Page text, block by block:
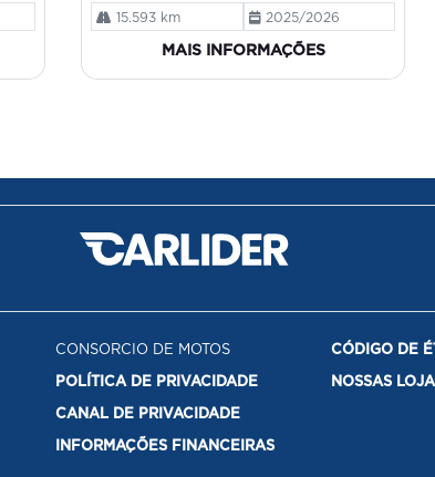
15.593 km 2025/2026
MAIS INFORMAÇÕES
CONSORCIO DE MOTOS
POLÍTICA DE PRIVACIDADE
CANAL DE PRIVACIDADE
INFORMAÇÕES FINANCEIRAS
CÓDIGO DE
NOSSAS